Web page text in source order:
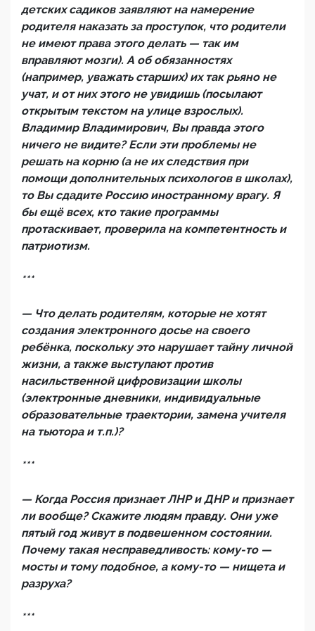
детских садиков заявляют на намерение
родителя наказать за проступок, что родители
не имеют права этого делать — так им
вправляют мозги). А об обязанностях
(например, уважать старших) их так рьяно не
учат, и от них этого не увидишь (посылают
открытым текстом на улице взрослых).
Владимир Владимирович, Вы правда этого
ничего не видите? Если эти проблемы не
решать на корню (а не их следствия при
помощи дополнительных психологов в школах),
то Вы сдадите Россию иностранному врагу. Я
бы ещё всех, кто такие программы
протаскивает, проверила на компетентность и
патриотизм.
***
— Что делать родителям, которые не хотят
создания электронного досье на своего
ребёнка, поскольку это нарушает тайну личной
жизни, а также выступают против
насильственной цифровизации школы
(электронные дневники, индивидуальные
образовательные траектории, замена учителя
на тьютора и т.п.)?
***
— Когда Россия признает ЛНР и ДНР и признает
ли вообще? Скажите людям правду. Они уже
пятый год живут в подвешенном состоянии.
Почему такая несправедливость: кому-то —
мосты и тому подобное, а кому-то — нищета и
разруха?
***